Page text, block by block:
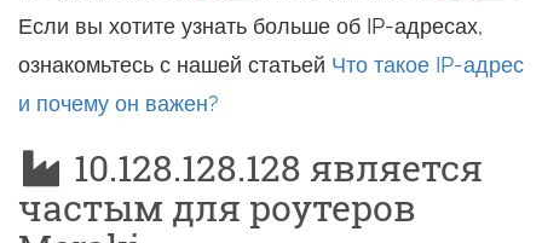
Если вы хотите узнать больше об IP-адресах,
ознакомьтесь с нашей статьей Что такое IP-адрес
и почему он важен?
10.128.128.128 является
частым для роутеров